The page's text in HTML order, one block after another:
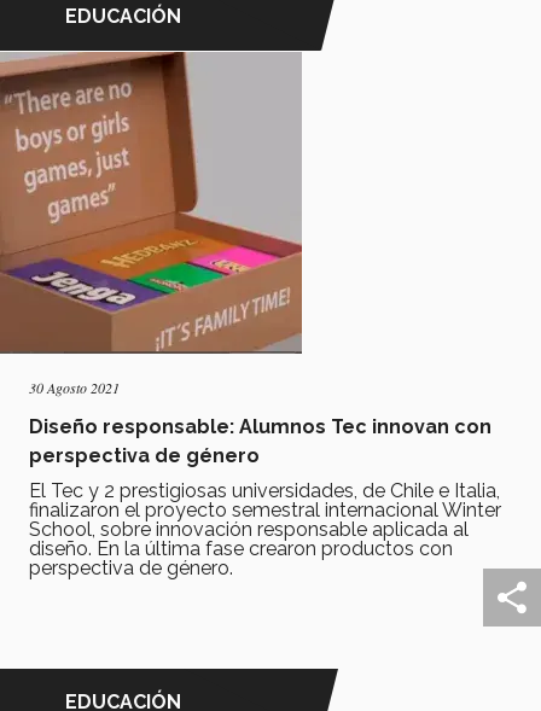
EDUCACIÓN
30 Agosto 2021
Diseño responsable: Alumnos Tec innovan con
perspectiva de género
El Tec y 2 prestigiosas universidades, de Chile e Italia,
finalizaron el proyecto semestral internacional Winter
School, sobre innovación responsable aplicada al
diseño. En la última fase crearon productos con
perspectiva de género.
EDUCACIÓN